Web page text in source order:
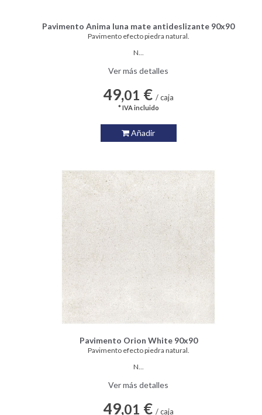
Pavimento Anima luna mate antideslizante 90x90
Pavimento efecto piedra natural.
N...
Ver más detalles
49,01 € / caja
* IVA incluido
Añadir
Pavimento Orion White 90x90
Pavimento efecto piedra natural.
N...
Ver más detalles
49,01 € / caja